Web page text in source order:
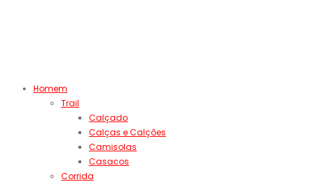
Homem
Trail
Calçado
Calças e Calções
Camisolas
Casacos
Corrida